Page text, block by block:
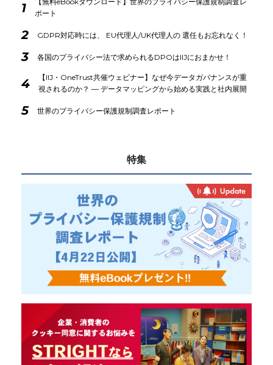
1
ポート
2 GDPR対応時には、 EU代理人/UK代理人の 選任もお忘れなく！
3 各国のプライバシー法で求められるDPOはIIJにおまかせ！
4
【IIJ・OneTrust共催ウェビナー】なぜ今データガバナンスが重
視されるのか？ ― データマッピングから始める実践と社内展開
5 世界のプライバシー保護規制調査レポート
特集